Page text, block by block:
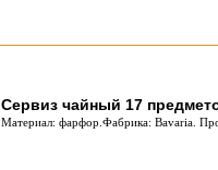
Сервиз чайный 17
Материал: фарфор.Фабрика: Bavaria.